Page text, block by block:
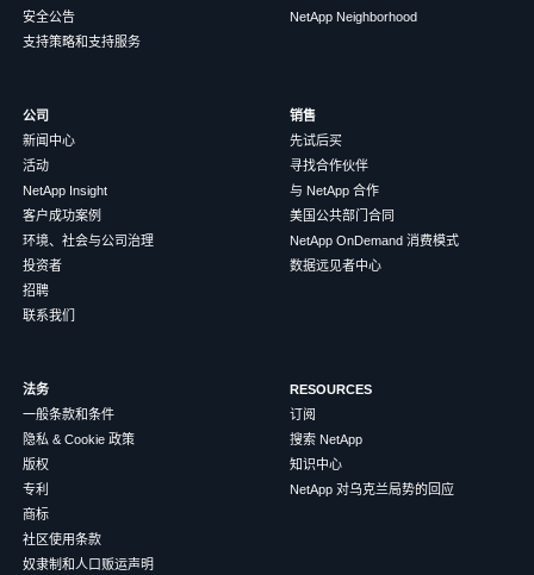
安全公告
支持策略和支持服务
NetApp Neighborhood
公司
新闻中心
活动
NetApp Insight
客户成功案例
环境、社会与公司治理
投资者
招聘
联系我们
销售
先试后买
寻找合作伙伴
与 NetApp 合作
美国公共部门合同
NetApp OnDemand 消费模式
数据远见者中心
法务
一般条款和条件
隐私 & Cookie 政策
版权
专利
商标
社区使用条款
奴隶制和人口贩运声明
RESOURCES
订阅
搜索 NetApp
知识中心
NetApp 对乌克兰局势的回应